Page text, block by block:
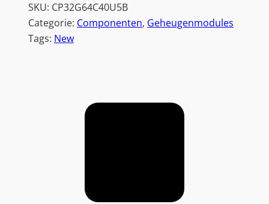
SKU: CP32G64C40U5B
Categorie: Componenten, Geheugenmodules
Tags: New